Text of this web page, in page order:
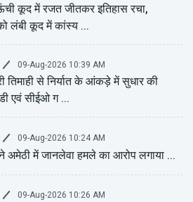
कूद में रजत जीतकर इतिहास रचा,
लंबी कूद में कांस्य ...
09-Aug-2026 10:39 AM
तिमाही से निर्यात के आंकड़े में सुधार की
एवं सीईओ ग ...
09-Aug-2026 10:24 AM
अमेठी में जानलेवा हमले का आरोप लगाया ...
09-Aug-2026 10:26 AM